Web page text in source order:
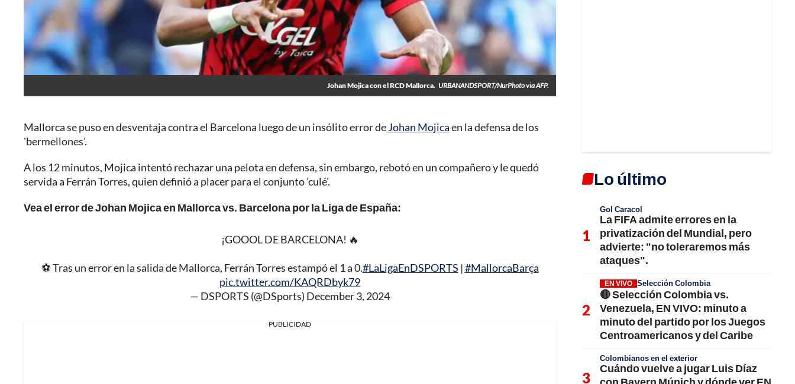
Johan Mojica con el RCD Mallorca. URBANANDSPORT/NurPhoto via AFP.
Mallorca se puso en desventaja contra el Barcelona luego de un insólito error deJohan Mojicaen la defensa de los
'bermellones'.
A los 12 minutos, Mojica intentó rechazar una pelota en defensa, sin embargo, rebotó en un compañero y le quedó
servida a Ferrán Torres, quien definió a placer para el conjunto 'culé'.
Vea el error de Johan Mojica en Mallorca vs. Barcelona por la Liga de España:
¡GOOOL DE BARCELONA! 🔥
⚽ Tras un error en la salida de Mallorca, Ferrán Torres estampó el 1 a 0.#LaLigaEnDSPORTS |#MallorcaBarça
pic.twitter.com/KAQRDbyk79
— DSPORTS (@DSports) December 3, 2024
PUBLICIDAD
Lo último
Gol Caracol
La FIFA admite errores en la
privatización del Mundial, pero
advierte: "no toleraremos más
ataques".
EN VIVO Selección Colombia
🔴 Selección Colombia vs.
Venezuela, EN VIVO: minuto a
minuto del partido por los Juegos
Centroamericanos y del Caribe
Colombianos en el exterior
Cuándo vuelve a jugar Luis Díaz